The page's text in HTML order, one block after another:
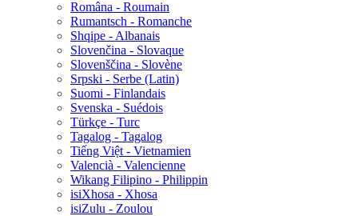
Româna - Roumain
Rumantsch - Romanche
Shqipe - Albanais
Slovenčina - Slovaque
Slovenščina - Slovène
Srpski - Serbe (Latin)
Suomi - Finlandais
Svenska - Suédois
Türkçe - Turc
Tagalog - Tagalog
Tiếng Việt - Vietnamien
Valencià - Valencienne
Wikang Filipino - Philippin
isiXhosa - Xhosa
isiZulu - Zoulou